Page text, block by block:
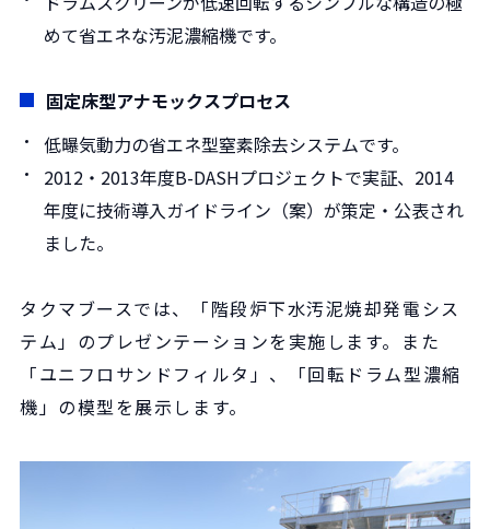
めて省エネな汚泥濃縮機です。
固定床型アナモックスプロセス
低曝気動力の省エネ型窒素除去システムです。
2012・2013年度B-DASHプロジェクトで実証、2014
年度に技術導入ガイドライン（案）が策定・公表され
ました。
タクマブースでは、「階段炉下水汚泥焼却発電シス
テム」のプレゼンテーションを実施します。また
「ユニフロサンドフィルタ」、「回転ドラム型濃縮
機」の模型を展示します。